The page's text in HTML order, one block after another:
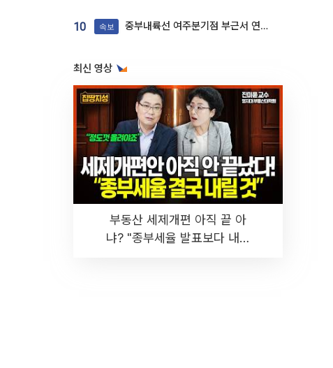
10 속보 중부내륙선 여주분기점 부근서 연이은 추돌사고 발생
최신 영상
부동산 세제개편 아직 끝 아
냐? "종부세율 발표보다 내릴